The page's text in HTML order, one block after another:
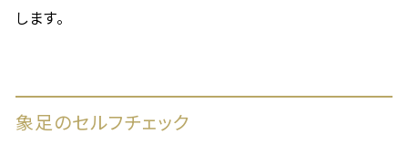
します。
象足のセルフチェック